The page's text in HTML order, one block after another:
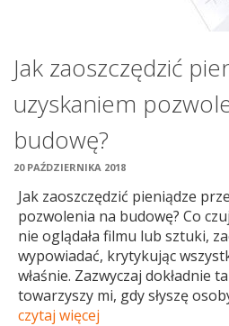
Jak zaoszczędzić
uzyskaniem
budowę?
20 PAŹDZIERNIKA 2018
Jak zaoszczędzić pieniądze
pozwolenia na budowę? Co
nie oglądała filmu lub sztuki,
wypowiadać, krytykując
właśnie. Zazwyczaj dokładnie
towarzyszy mi, gdy słyszę
czytaj więcej